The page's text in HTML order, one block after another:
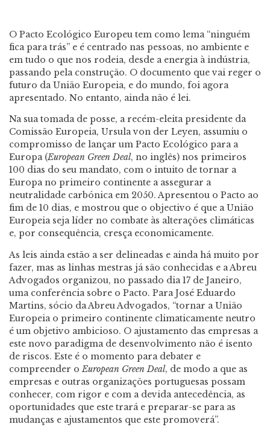
O Pacto Ecológico Europeu tem como lema “ninguém
fica para trás” e é centrado nas pessoas, no ambiente e
em tudo o que nos rodeia, desde a energia à indústria,
passando pela construção. O documento que vai reger o
futuro da União Europeia, e do mundo, foi agora
apresentado. No entanto, ainda não é lei.
Na sua tomada de posse, a recém-eleita presidente da
Comissão Europeia, Ursula von der Leyen, assumiu o
compromisso de lançar um Pacto Ecológico para a
Europa (European Green Deal, no inglês) nos primeiros
100 dias do seu mandato, com o intuito de tornar a
Europa no primeiro continente a assegurar a
neutralidade carbónica em 2050. Apresentou o Pacto ao
fim de 10 dias, e mostrou que o objectivo é que a União
Europeia seja líder no combate às alterações climáticas
e, por consequência, cresça economicamente.
As leis ainda estão a ser delineadas e ainda há muito por
fazer, mas as linhas mestras já são conhecidas e a Abreu
Advogados organizou, no passado dia 17 de Janeiro,
uma conferência sobre o Pacto. Para José Eduardo
Martins, sócio da Abreu Advogados, “tornar a União
Europeia o primeiro continente climaticamente neutro
é um objetivo ambicioso. O ajustamento das empresas a
este novo paradigma de desenvolvimento não é isento
de riscos. Este é o momento para debater e
compreender oEuropean Green Deal, de modo a que as
empresas e outras organizações portuguesas possam
conhecer, com rigor e com a devida antecedência, as
oportunidades que este trará e preparar-se para as
mudanças e ajustamentos que este promoverá”.